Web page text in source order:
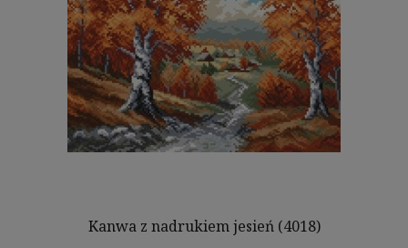
Kanwa z nadrukiem jesień (4018)